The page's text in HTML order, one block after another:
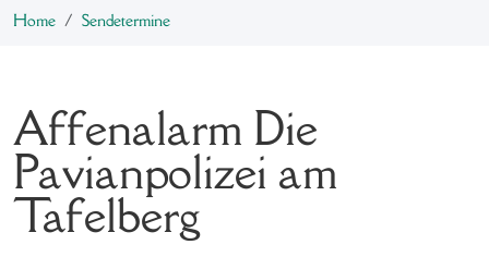
Home Sendetermine
Affenalarm Die
Pavianpolizei am
Tafelberg